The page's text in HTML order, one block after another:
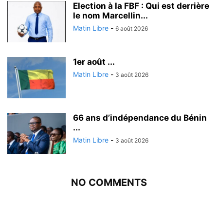
Election à la FBF : Qui est derrière
le nom Marcellin...
Matin Libre - 6 août 2026
1er août ...
Matin Libre - 3 août 2026
66 ans d’indépendance du Bénin
...
Matin Libre - 3 août 2026
NO COMMENTS